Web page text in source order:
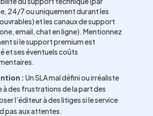
24/7 ou uniquement durant les
et les canaux de support
email, chat en ligne). Mentionnez
si le support premium est
et ses éventuels coûts
: Un SLA mal défini ou irréaliste
des frustrations de la part des
l’éditeur à des litiges si le service
pas aux attentes.